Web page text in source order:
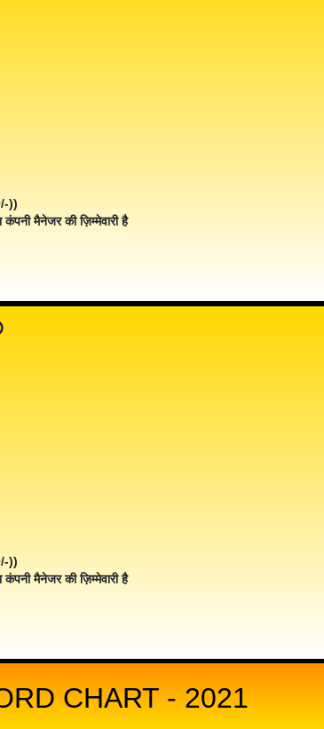
))
मैनेजर की ज़िम्मेवारी है
))
मैनेजर की ज़िम्मेवारी है
CHART - 2021